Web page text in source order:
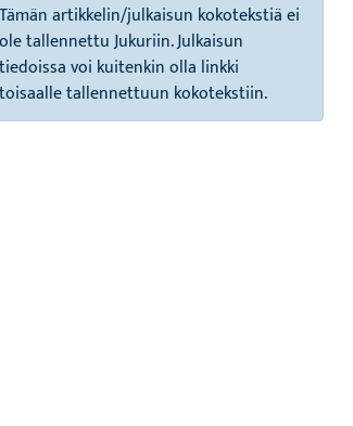
Tämän artikkelin/julkaisun kokotekstiä ei
ole tallennettu Jukuriin. Julkaisun
tiedoissa voi kuitenkin olla linkki
toisaalle tallennettuun kokotekstiin.